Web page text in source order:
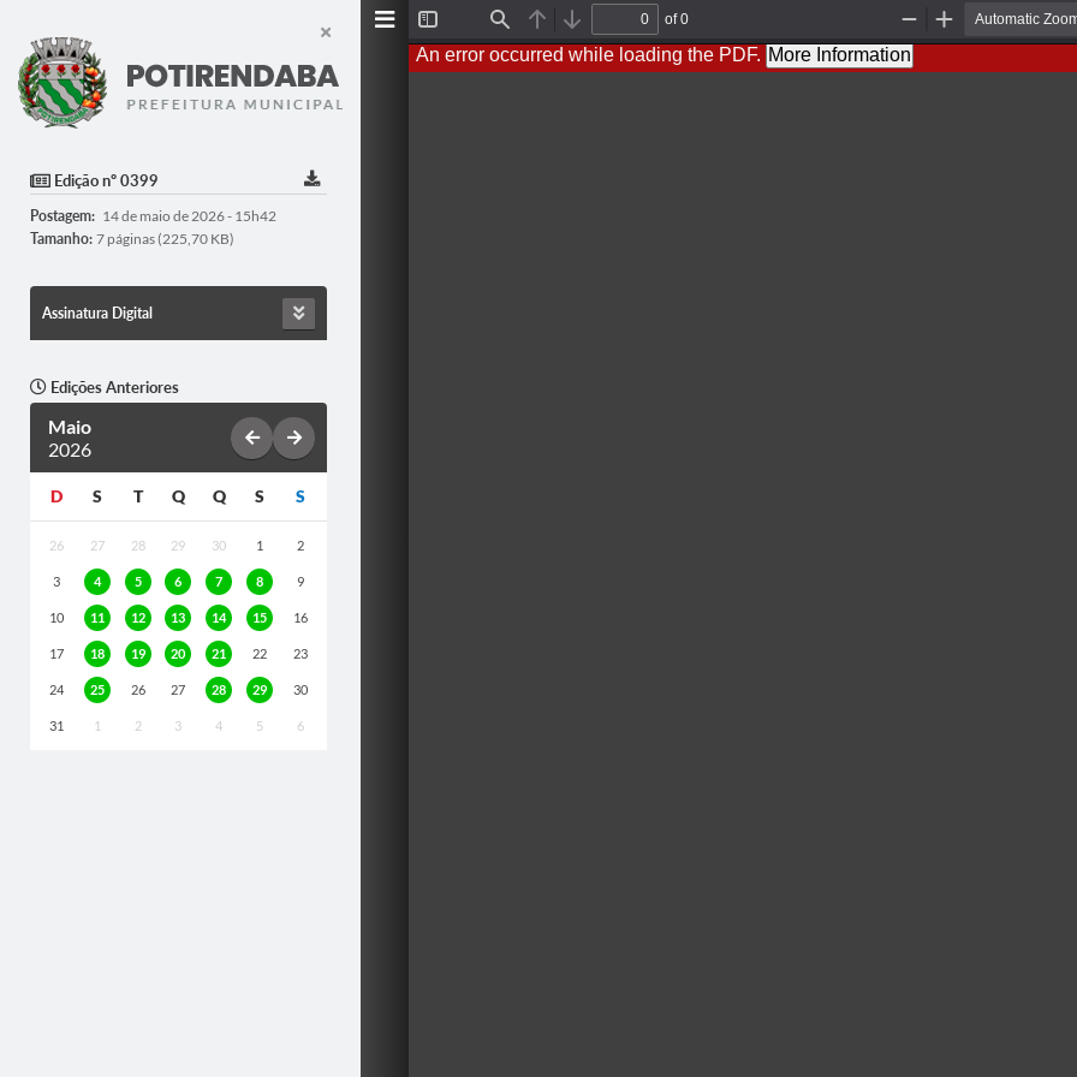
Edição nº 0399
Postagem: 14 de maio de 2026 - 15h42
Tamanho: 7 páginas (225,70 KB)
Assinatura Digital
Edições Anteriores
Maio
2026
D S T Q Q S S
26 27 28 29 30 1 2
3 4 5 6 7 8 9
10 11 12 13 14 15 16
17 18 19 20 21 22 23
24 25 26 27 28 29 30
31 1 2 3 4 5 6
Sidebar
Find Previous
Next
of 0
Out
An error occurred while loading the PDF. More Information